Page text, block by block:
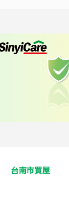
台南市買屋